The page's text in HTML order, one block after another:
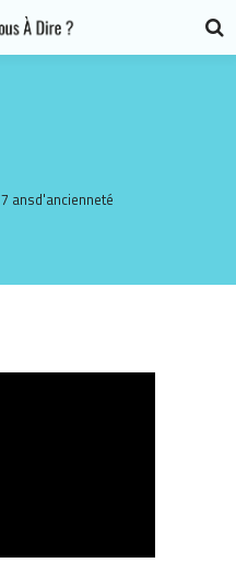
7 ansd'ancienneté